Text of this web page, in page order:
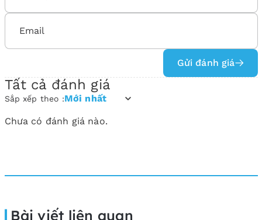
Gửi đánh giá
Tất cả đánh giá
Sắp xếp theo :Mới nhất
Chưa có đánh giá nào.
Bài viết liên quan